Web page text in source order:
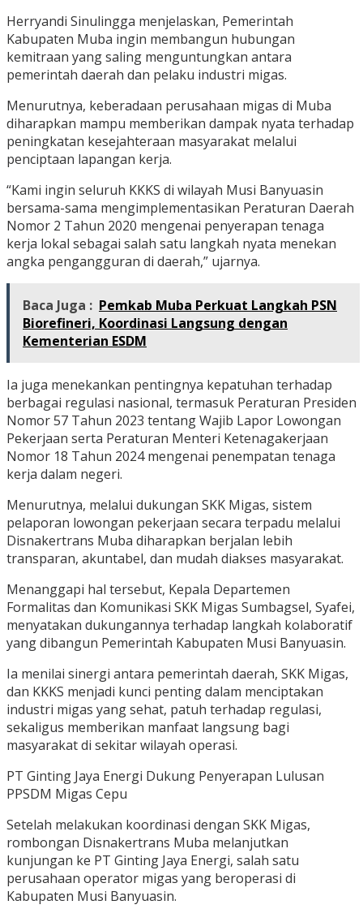
Herryandi Sinulingga menjelaskan, Pemerintah
Kabupaten Muba ingin membangun hubungan
kemitraan yang saling menguntungkan antara
pemerintah daerah dan pelaku industri migas.
Menurutnya, keberadaan perusahaan migas di Muba
diharapkan mampu memberikan dampak nyata terhadap
peningkatan kesejahteraan masyarakat melalui
penciptaan lapangan kerja.
“Kami ingin seluruh KKKS di wilayah Musi Banyuasin
bersama-sama mengimplementasikan Peraturan Daerah
Nomor 2 Tahun 2020 mengenai penyerapan tenaga
kerja lokal sebagai salah satu langkah nyata menekan
angka pengangguran di daerah,” ujarnya.
Baca Juga : Pemkab Muba Perkuat Langkah PSN
Biorefineri, Koordinasi Langsung dengan
Kementerian ESDM
Ia juga menekankan pentingnya kepatuhan terhadap
berbagai regulasi nasional, termasuk Peraturan Presiden
Nomor 57 Tahun 2023 tentang Wajib Lapor Lowongan
Pekerjaan serta Peraturan Menteri Ketenagakerjaan
Nomor 18 Tahun 2024 mengenai penempatan tenaga
kerja dalam negeri.
Menurutnya, melalui dukungan SKK Migas, sistem
pelaporan lowongan pekerjaan secara terpadu melalui
Disnakertrans Muba diharapkan berjalan lebih
transparan, akuntabel, dan mudah diakses masyarakat.
Menanggapi hal tersebut, Kepala Departemen
Formalitas dan Komunikasi SKK Migas Sumbagsel, Syafei,
menyatakan dukungannya terhadap langkah kolaboratif
yang dibangun Pemerintah Kabupaten Musi Banyuasin.
Ia menilai sinergi antara pemerintah daerah, SKK Migas,
dan KKKS menjadi kunci penting dalam menciptakan
industri migas yang sehat, patuh terhadap regulasi,
sekaligus memberikan manfaat langsung bagi
masyarakat di sekitar wilayah operasi.
PT Ginting Jaya Energi Dukung Penyerapan Lulusan
PPSDM Migas Cepu
Setelah melakukan koordinasi dengan SKK Migas,
rombongan Disnakertrans Muba melanjutkan
kunjungan ke PT Ginting Jaya Energi, salah satu
perusahaan operator migas yang beroperasi di
Kabupaten Musi Banyuasin.